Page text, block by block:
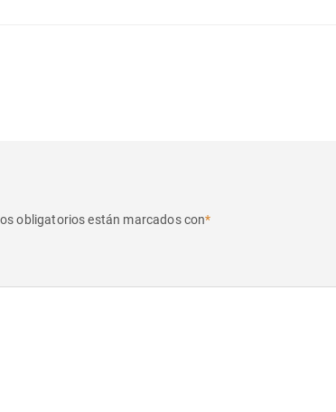
obligatorios están marcados con*